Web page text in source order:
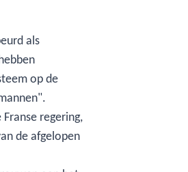
als
op de
regering,
de afgelopen